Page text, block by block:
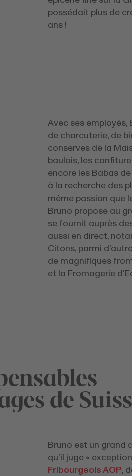
possédait plus de
ans !
Avec ses employés,
de charcuterie, de
conserves de la
baulois, les
encore les Babas
à la recherche des
même passion que
Bruno propose au
se fournit auprès
aussi en direct,
Citons, parmi
de magnifiques
et la Fromagerie
de
Bruno est un grand
qu’il juge «
Fribourgeois AOP,